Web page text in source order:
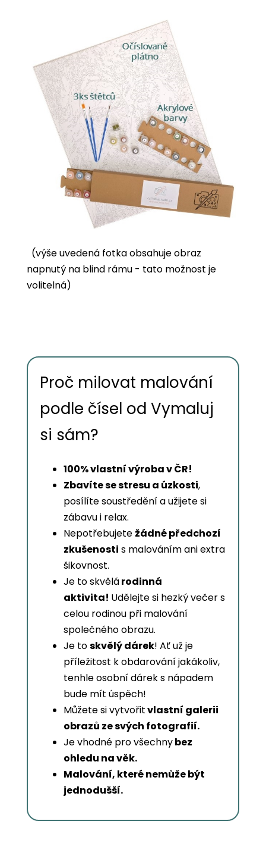
(výše uvedená fotka obsahuje obraz
napnutý na blind rámu - tato možnost je
volitelná)
Proč milovat malování
podle čísel od Vymaluj
si sám?
100% vlastní výroba v ČR!
Zbavíte se stresu a úzkosti,
posílíte soustředění a užijete si
zábavu i relax.
Nepotřebujete žádné předchozí
zkušenosti s malováním ani extra
šikovnost.
Je to skvělárodinná
aktivita! Udělejte si hezký večer s
celou rodinou při malování
společného obrazu.
Je toskvělý dárek! Ať už je
příležitost k obdarování jakákoliv,
tenhle osobní dárek s nápadem
bude mít úspěch!
Můžete si vytvořitvlastní galerii
obrazů ze svých fotografií.
Je vhodné pro všechnybez
ohledu na věk.
Malování, které nemůže být
jednodušší.